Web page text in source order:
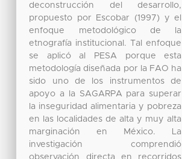
deconstrucción del desarrollo,
propuesto por Escobar (1997) y el
enfoque metodológico de la
etnografía institucional. Tal enfoque
se aplicó al PESA porque esta
metodología diseñada por la FAO ha
sido uno de los instrumentos de
apoyo a la SAGARPA para superar
la inseguridad alimentaria y pobreza
en las localidades de alta y muy alta
marginación en México. La
investigación comprendió
observación directa en recorridos